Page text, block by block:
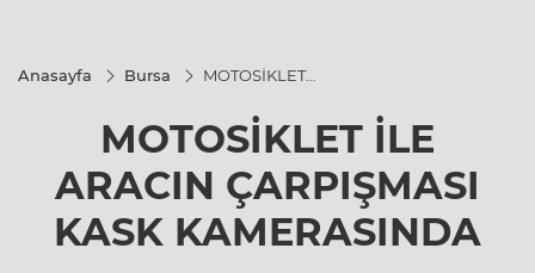
Anasayfa Bursa
MOTOSİKLET
ÇARPIŞMASI
KASK
KAMERASINDA
MOTOSİKLET İLE
ARACIN ÇARPIŞMASI
KASK KAMERASINDA